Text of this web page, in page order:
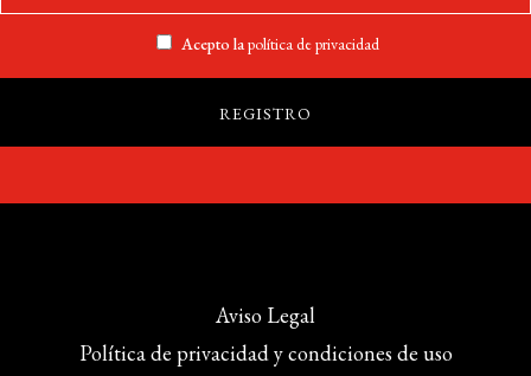
Acepto lapolítica de privacidad
Aviso Legal
Política de privacidad y condiciones de uso